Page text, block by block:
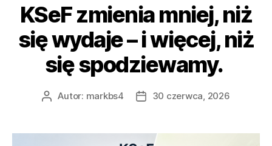
KSeF zmienia mniej, niż
się wydaje – i więcej, niż
się spodziewamy.
AutorAutor: markbs4
Data30 czerwca, 2026